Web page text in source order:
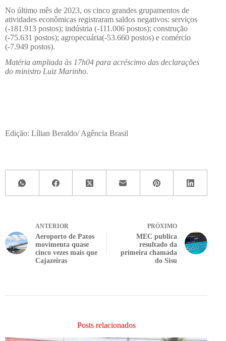
No último mês de 2023, os cinco grandes grupamentos de
atividades econômicas registraram saldos negativos: serviços
(-181.913 postos); indústria (-111.006 postos); construção
(-75.631 postos); agropecuária(-53.660 postos) e comércio
(-7.949 postos).
Matéria ampliada às 17h04 para acréscimo das declarações
do ministro Luiz Marinho.
Edição: Lílian Beraldo/ Agência Brasil
ANTERIOR
Aeroporto de Patos
movimenta quase
cinco vezes mais que
Cajazeiras
PRÓXIMO
MEC publica
resultado da
primeira chamada
do Sisu
Posts relacionados